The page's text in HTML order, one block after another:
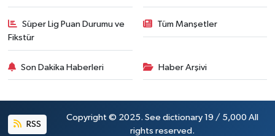
Süper Lig Puan Durumu ve
Fikstür
Tüm Manşetler
Son Dakika Haberleri Haber Arşivi
RSS
Copyright © 2025. See dictionary 19 / 5,000 All
rights reserved.